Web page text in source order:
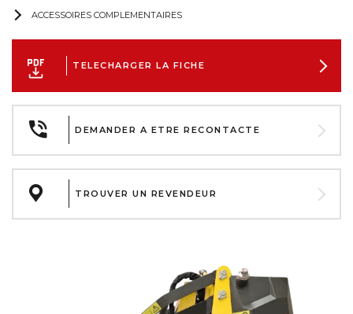
ACCESSOIRES COMPLEMENTAIRES
TELECHARGER LA FICHE
DEMANDER A ETRE RECONTACTE
TROUVER UN REVENDEUR